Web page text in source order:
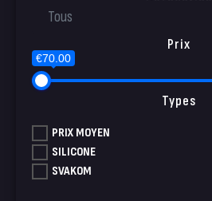
Prix
€70.00
Types
PRIX MOYEN
SILICONE
SVAKOM